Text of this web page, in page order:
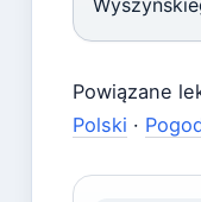
Powiązane
Polski ·